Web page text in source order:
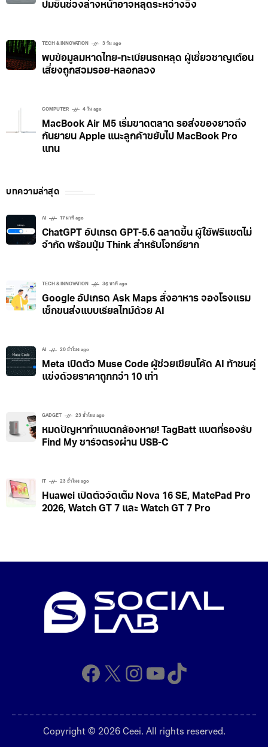
ปมชิ้นช่วงล่างหน้าอาจหลุดระหว่างวิ่ง
TECH & INNOVATION 3 วัน ago
พบข้อมูลมหาดไทย-ทะเบียนรถหลุด ผู้เชี่ยวชาญเตือน
เสี่ยงถูกสวมรอย-หลอกลวง
COMPUTER 4 วัน ago
MacBook Air M5 เริ่มขาดตลาด รอส่งของยาวถึง
กันยายน Apple แนะลูกค้าขยับไป MacBook Pro
แทน
บทความล่าสุด
AI 17 นาที ago
ChatGPT อัปเกรด GPT-5.6 ฉลาดขึ้น ผู้ใช้ฟรีแชตไม่
จำกัด พร้อมปุ่ม Think สำหรับโจทย์ยาก
TECH & INNOVATION 36 นาที ago
Google อัปเกรด Ask Maps สั่งอาหาร จองโรงแรม
เช็กขนส่งแบบเรียลไทม์ด้วย AI
AI 20 ชั่วโมง ago
Meta เปิดตัว Muse Code ผู้ช่วยเขียนโค้ด AI ท้าชนคู่
แข่งด้วยราคาถูกกว่า 10 เท่า
GADGET 23 ชั่วโมง ago
หมดปัญหาทำแบตกล้องหาย! TagBatt แบตที่รองรับ
Find My ชาร์จตรงผ่าน USB-C
23 ชั่วโมง ago
Huawei เปิดตัวจัดเต็ม Nova 16 SE, MatePad Pro
2026, Watch GT 7 และ Watch GT 7 Pro
Facebook
X Instagram
YouTube
TikTok
Copyright © 2026 Ceei. All rights reserved.